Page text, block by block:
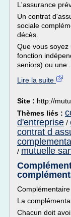
L'assurance
Un contrat
sociale
décès.
Que vous
fonction
seniors) ou une...
Lire la suite
Site : http://
Thèmes liés :
d'entreprise /
contrat d
/ mutuelle
La
Chacun doit